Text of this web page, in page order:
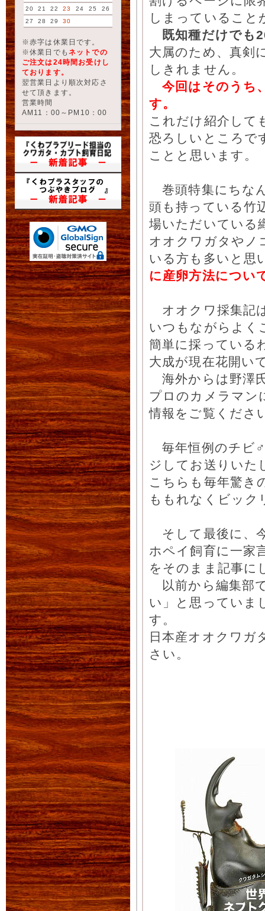
20
21 22 23 24 25
26
27
28 29 30
※赤字は休業日です。
※休業日でも ネットでの
ご注文は24時間お受けし
ております。
翌営業日より順次対応さ
せて頂きます。
営業時間
AM11：00～PM10：00
しまっていること
既知種だけでも
大属のため、真剣
しきれません。
今回はそのうち
す。
これだけ紹介して
恐ろしいところで
ことと思います。
巻頭特集にちな
頭も持っている竹
場いただいている
オオクワガタやノ
いる方も多いと思
に産卵方法につい
オオクワ採集記
いつもながらよく
簡単に採っている
大成が現在花開い
海外からは野澤
プロのカメラマン
情報をご覧くださ
毎年恒例のチビ
ジしてお送りいた
こちらも毎年驚き
ももれなくビック
そして最後に、
ホペイ飼育に一家
をそのまま記事に
以前から編集部
い」と思っていま
す。
日本産オオクワガ
さい。